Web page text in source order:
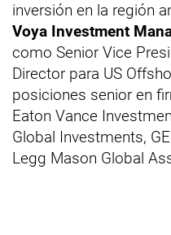
inversión en la región
Voya Investment
como Senior Vice
Director para US
posiciones senior en
Eaton Vance
Global Investments,
Legg Mason Global